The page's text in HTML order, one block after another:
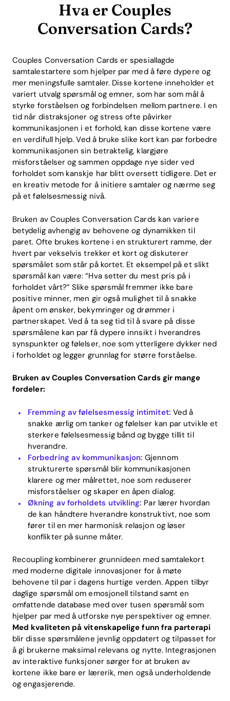
Hva er Couples
Conversation Cards?
Couples Conversation Cards er spesiallagde
samtalestartere som hjelper par med å føre dypere og
mer meningsfulle samtaler. Disse kortene inneholder et
variert utvalg spørsmål og emner, som har som mål å
styrke forståelsen og forbindelsen mellom partnere. I en
tid når distraksjoner og stress ofte påvirker
kommunikasjonen i et forhold, kan disse kortene være
en verdifull hjelp. Ved å bruke slike kort kan par forbedre
kommunikasjonen sin betraktelig, klargjøre
misforståelser og sammen oppdage nye sider ved
forholdet som kanskje har blitt oversett tidligere. Det er
en kreativ metode for å initiere samtaler og nærme seg
på et følelsesmessig nivå.
Bruken av Couples Conversation Cards kan variere
betydelig avhengig av behovene og dynamikken til
paret. Ofte brukes kortene i en strukturert ramme, der
hvert par vekselvis trekker et kort og diskuterer
spørsmålet som står på kortet. Et eksempel på et slikt
spørsmål kan være: “Hva setter du mest pris på i
forholdet vårt?” Slike spørsmål fremmer ikke bare
positive minner, men gir også mulighet til å snakke
åpent om ønsker, bekymringer og drømmer i
partnerskapet. Ved å ta seg tid til å svare på disse
spørsmålene kan par få dypere innsikt i hverandres
synspunkter og følelser, noe som ytterligere dykker ned
i forholdet og legger grunnlag for større forståelse.
Bruken av Couples Conversation Cards gir mange
fordeler:
Fremming av følelsesmessig intimitet: Ved å
snakke ærlig om tanker og følelser kan par utvikle et
sterkere følelsesmessig bånd og bygge tillit til
hverandre.
Forbedring av kommunikasjon: Gjennom
strukturerte spørsmål blir kommunikasjonen
klarere og mer målrettet, noe som reduserer
misforståelser og skaper en åpen dialog.
Økning av forholdets utvikling: Par lærer hvordan
de kan håndtere hverandre konstruktivt, noe som
fører til en mer harmonisk relasjon og løser
konflikter på sunne måter.
Recoupling kombinerer grunnideen med samtalekort
med moderne digitale innovasjoner for å møte
behovene til par i dagens hurtige verden. Appen tilbyr
daglige spørsmål om emosjonell tilstand samt en
omfattende database med over tusen spørsmål som
hjelper par med å utforske nye perspektiver og emner.
Med kvaliteten på vitenskapelige funn fra parterapi
blir disse spørsmålene jevnlig oppdatert og tilpasset for
å gi brukerne maksimal relevans og nytte. Integrasjonen
av interaktive funksjoner sørger for at bruken av
kortene ikke bare er lærerik, men også underholdende
og engasjerende.